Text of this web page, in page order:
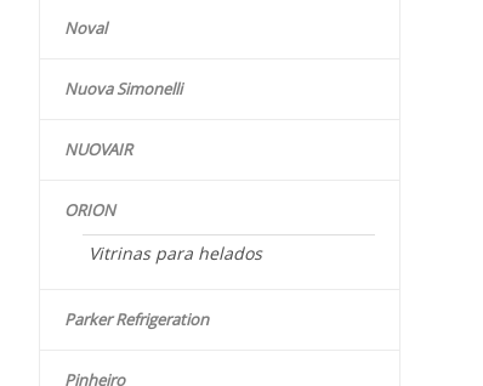
Noval
Nuova Simonelli
NUOVAIR
ORION
Vitrinas para helados
Parker Refrigeration
Pinheiro